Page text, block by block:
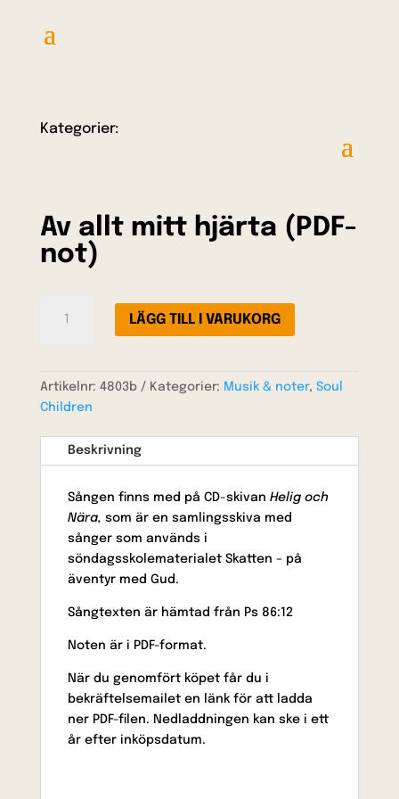
Kategorier:
Av allt mitt hjärta (PDF-
not)
(PDF-
not)
LÄGG TILL I VARUKORG
Artikelnr: 4803b Kategorier: Musik & noter, Soul
Children
Beskrivning
Sången finns med på CD-skivan Helig och
Nära, som är en samlingsskiva med
sånger som används i
söndagsskolematerialet Skatten – på
äventyr med Gud.
Sångtexten är hämtad från Ps 86:12
Noten är i PDF-format.
När du genomfört köpet får du i
bekräftelsemailet en länk för att ladda
ner PDF-filen. Nedladdningen kan ske i ett
år efter inköpsdatum.